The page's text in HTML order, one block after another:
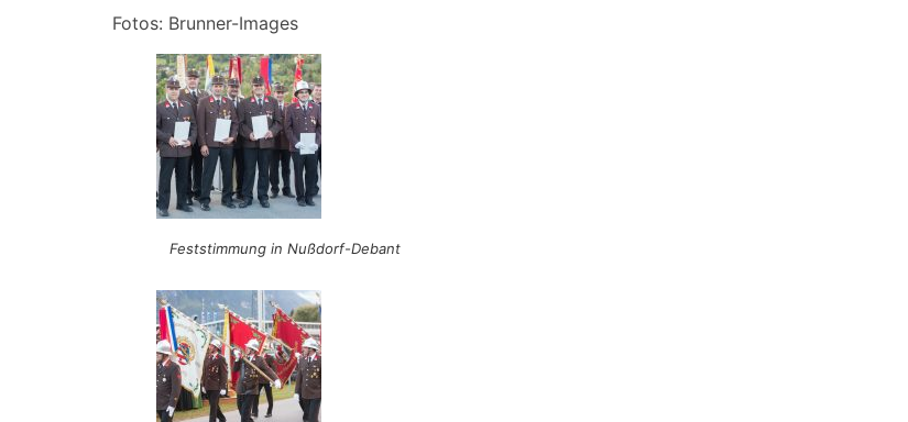
Fotos: Brunner-Images
Feststimmung in Nußdorf-Debant